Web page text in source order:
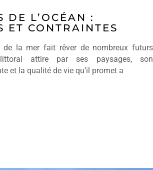
DE L’OCÉAN :
ET CONTRAINTES
de la mer fait rêver de nombreux futurs
attire par ses paysages, son
et la qualité de vie qu’il promet a